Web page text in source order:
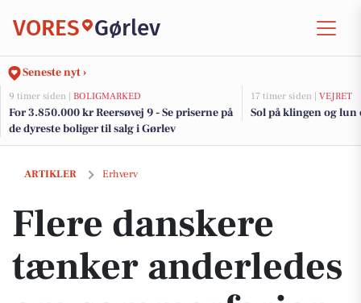
VORES Gørlev
Seneste nyt ›
9 timer siden | BOLIGMARKED
For 3.850.000 kr Reersøvej 9 - Se priserne på
de dyreste boliger til salg i Gørlev
17 timer siden | VEJRET
Sol på klingen og
ARTIKLER Erhverv
Flere danskere tænker anderledes om sommerferien i år
Flere danskere
tænker anderledes